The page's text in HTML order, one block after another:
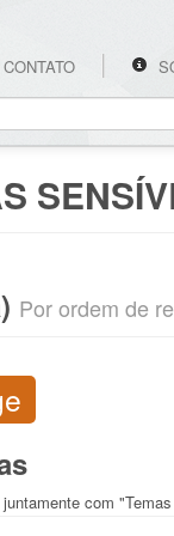
CONTATO
Por ordem de
com